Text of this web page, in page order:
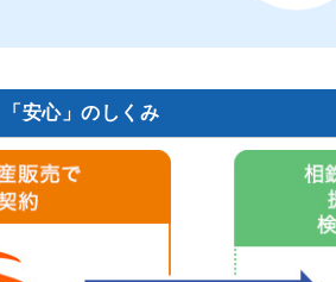
安心」のしくみ